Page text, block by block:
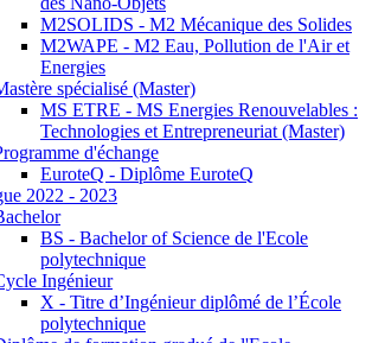
M2SOLIDS - M2 Mécanique des Solides
M2WAPE - M2 Eau, Pollution de l'Air et
Energies
spécialisé (Master)
MS ETRE - MS Energies Renouvelables :
Technologies et Entrepreneuriat (Master)
d'échange
EuroteQ - Diplôme EuroteQ
2022 - 2023
BS - Bachelor of Science de l'Ecole
polytechnique
Ingénieur
X - Titre d’Ingénieur diplômé de l’École
polytechnique